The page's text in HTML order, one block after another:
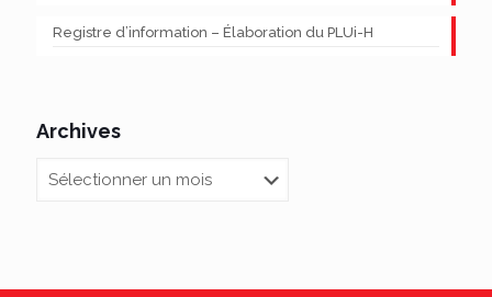
Registre d’information – Élaboration du PLUi-H
Archives
Archives